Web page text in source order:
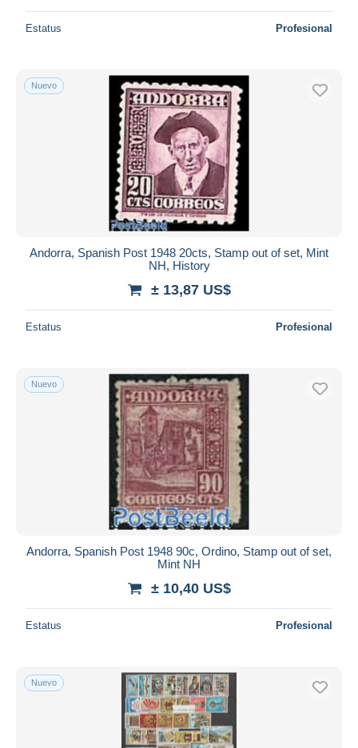
Estatus Profesional
Nuevo
Andorra, Spanish Post 1948 20cts, Stamp out of set, Mint
NH, History
± 13,87 US$
Estatus Profesional
Nuevo
Andorra, Spanish Post 1948 90c, Ordino, Stamp out of set,
Mint NH
± 10,40 US$
Estatus Profesional
Nuevo